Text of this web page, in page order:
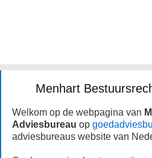
Menhart
Welkom op de webpagina van
Adviesbureau op
adviesbureaus website van